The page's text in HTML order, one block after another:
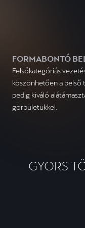
FORMABONTÓ
Felsőkategóriás
köszönhetően a belső
pedig kiváló
görbületükkel.
GYORS